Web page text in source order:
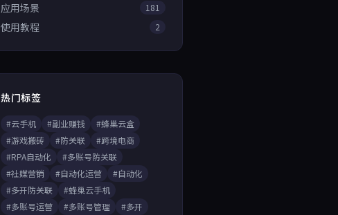
应用场景 181
使用教程 2
热门标签
#云手机 #副业赚钱
#蜂巢云盒
#游戏搬砖
#防关联
#跨境电商
#RPA自动化
#多账号防关联
#社媒营销
#自动化运营
#自动化
#多开防关联
#蜂巢云手机
#多账号运营
#多账号管理
#多开